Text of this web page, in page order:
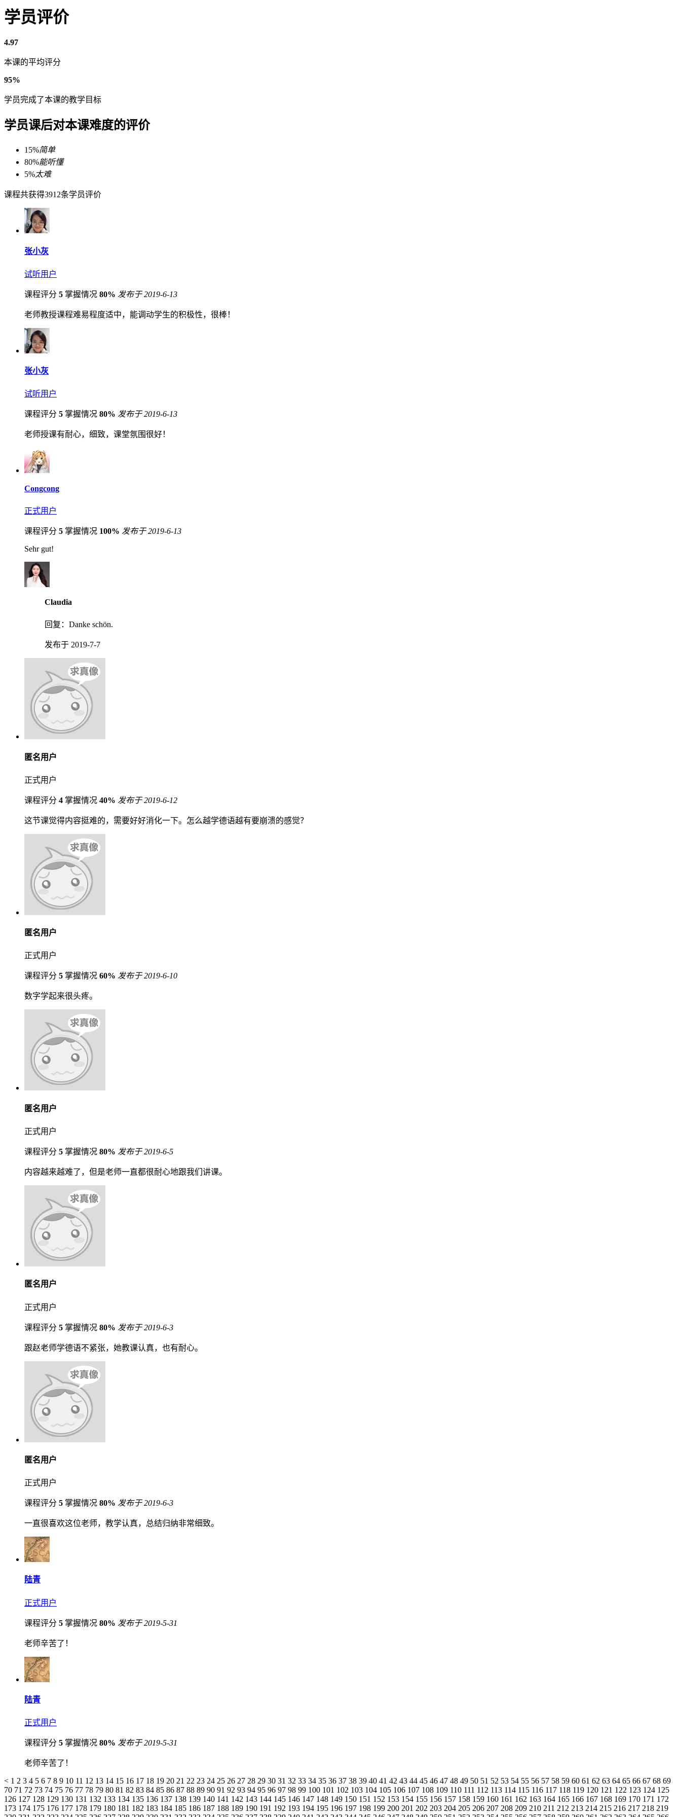
学员评价
4.97
本课的平均评分
95%
学员完成了本课的教学目标
学员课后对本课难度的评价
15%简单
80%能听懂
5%太难
课程共获得3912条学员评价
张小灰
试听用户
课程评分 5 掌握情况 80% 发布于 2019-6-13
老师教授课程难易程度适中，能调动学生的积极性，很棒！
张小灰
试听用户
课程评分 5 掌握情况 80% 发布于 2019-6-13
老师授课有耐心，细致，课堂氛围很好！
Congcong
正式用户
课程评分 5 掌握情况 100% 发布于 2019-6-13
Sehr gut!
Claudia
回复： Danke schön.
发布于 2019-7-7
匿名用户
正式用户
课程评分 4 掌握情况 40% 发布于 2019-6-12
这节课觉得内容挺难的，需要好好消化一下。怎么越学德语越有要崩溃的感觉？
匿名用户
正式用户
课程评分 5 掌握情况 60% 发布于 2019-6-10
数字学起来很头疼。
匿名用户
正式用户
课程评分 5 掌握情况 80% 发布于 2019-6-5
内容越来越难了，但是老师一直都很耐心地跟我们讲课。
匿名用户
正式用户
课程评分 5 掌握情况 80% 发布于 2019-6-3
跟赵老师学德语不紧张，她教课认真，也有耐心。
匿名用户
正式用户
课程评分 5 掌握情况 80% 发布于 2019-6-3
一直很喜欢这位老师，教学认真，总结归纳非常细致。
陆青
正式用户
课程评分 5 掌握情况 80% 发布于 2019-5-31
老师辛苦了！
陆青
正式用户
课程评分 5 掌握情况 80% 发布于 2019-5-31
老师辛苦了！
< 1 2 3 4 5 6 7 8 9 10 11 12 13 14 15 16 17 18 19 20 21 22 23 24 25 26 27 28 29 30 31 32 33 34 35 36 37 38 39 40 41 42 43 44 45 46 47 48 49 50 51 52 53 54 55 56 57 58 59 60 61 62 63 64 65 66 67 68 69
70 71 72 73 74 75 76 77 78 79 80 81 82 83 84 85 86 87 88 89 90 91 92 93 94 95 96 97 98 99 100 101 102 103 104 105 106 107 108 109 110 111 112 113 114 115 116 117 118 119 120 121 122 123 124 125
126 127 128 129 130 131 132 133 134 135 136 137 138 139 140 141 142 143 144 145 146 147 148 149 150 151 152 153 154 155 156 157 158 159 160 161 162 163 164 165 166 167 168 169 170 171 172
173 174 175 176 177 178 179 180 181 182 183 184 185 186 187 188 189 190 191 192 193 194 195 196 197 198 199 200 201 202 203 204 205 206 207 208 209 210 211 212 213 214 215 216 217 218 219